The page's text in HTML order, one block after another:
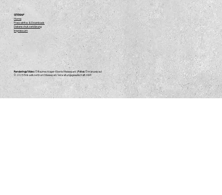
SITEMAP
Home
Presseinfos & Downloads
Datenschutzerklärung
Impressum
Renderings/Video:© Baumschlager-Eberle/Messepark |Fotos:© manuelpaul
© 2025Einkaufszentrum Messepark Verwaltungsgesellschaft mbH